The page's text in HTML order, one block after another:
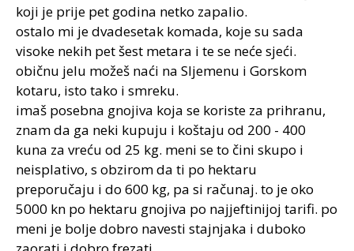
koji je prije pet godina netko zapalio.
ostalo mi je dvadesetak komada, koje su sada
visoke nekih pet šest metara i te se neće sjeći.
običnu jelu možeš naći na Sljemenu i Gorskom
kotaru, isto tako i smreku.
imaš posebna gnojiva koja se koriste za prihranu,
znam da ga neki kupuju i koštaju od 200 - 400
kuna za vreću od 25 kg. meni se to čini skupo i
neisplativo, s obzirom da ti po hektaru
preporučaju i do 600 kg, pa si računaj. to je oko
5000 kn po hektaru gnojiva po najjeftinijoj tarifi. po
meni je bolje dobro navesti stajnjaka i duboko